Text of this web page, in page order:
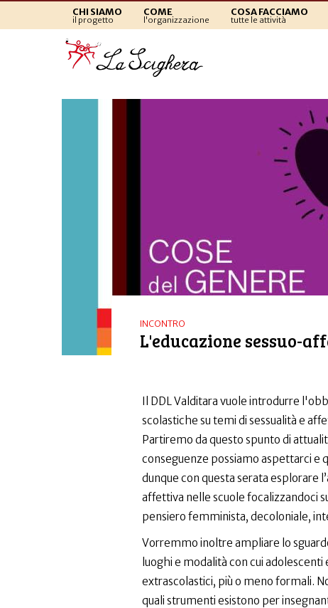
CHI SIAMO
il progetto
COME
l'organizzazione
COSA FACCIAMO
tutte le attività
INCONTRO
L'educazione sessuo-
Il DDL Valditara vuole introdurre
scolastiche su temi di sessualità e
Partiremo da questo spunto di
conseguenze possiamo aspettarci e
dunque con questa serata esplorare
affettiva nelle scuole focalizzandoci
pensiero femminista, decoloniale,
Vorremmo inoltre ampliare lo
luoghi e modalità con cui
extrascolastici, più o meno formali.
quali strumenti esistono per